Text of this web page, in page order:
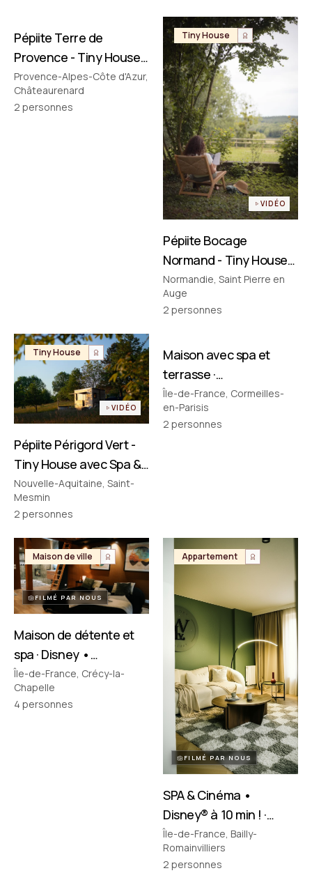
Tiny House
Pépiite Terre de
Provence - Tiny House
avec Jacuzzi en
Provence
Provence-Alpes-Côte d'Azur,
Châteaurenard
2 personnes
Tiny House
VIDÉO
Pépiite Bocage
Normand - Tiny House
avec Spa & Baignoire
Vintage en Normandie
Normandie, Saint Pierre en
Auge
2 personnes
Tiny House
VIDÉO
Pépiite Périgord Vert -
Tiny House avec Spa &
Bain Nordique en
Dordogne
Nouvelle-Aquitaine, Saint-
Mesmin
2 personnes
Maison de ville
Maison avec spa et
terrasse ·
Cormeilles‑en‑Parisis
Île-de-France, Cormeilles-
en-Parisis
2 personnes
Maison de ville
FILMÉ PAR NOUS
Maison de détente et
spa · Disney •
Crécy‑la‑Chapelle
Île-de-France, Crécy-la-
Chapelle
4 personnes
Appartement
FILMÉ PAR NOUS
SPA & Cinéma •
Disney® à 10 min ! ·
Bailly-Romainvilliers
Île-de-France, Bailly-
Romainvilliers
2 personnes